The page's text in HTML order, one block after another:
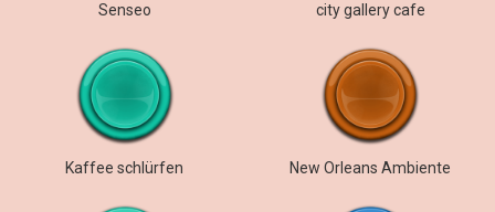
Senseo city gallery cafe
Kaffee schlürfen New Orleans Ambiente